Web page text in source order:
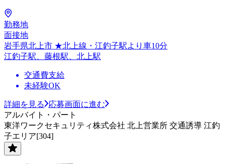
勤務地
面接地
岩手県北上市 ★北上線・江釣子駅より車10分
江釣子駅、藤根駅、北上駅
交通費支給
未経験OK
詳細を見る
応募画面に進む
アルバイト・パート
東洋ワークセキュリティ株式会社 北上営業所 交通誘導 江釣
子エリア[304]